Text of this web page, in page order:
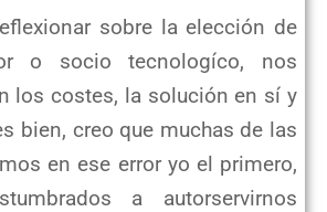
sobre la elección de
o socio tecnologíco, nos
los costes, la solución en sí y
bien, creo que muchas de las
en ese error yo el primero,
a autorservirnos